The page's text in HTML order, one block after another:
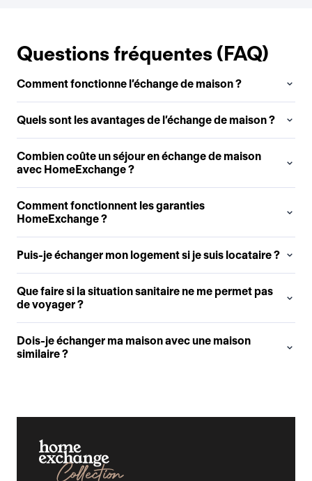
Questions fréquentes (FAQ)
Comment fonctionne l’échange de maison ?
Quels sont les avantages de l’échange de maison ?
Combien coûte un séjour en échange de maison
avec HomeExchange ?
Comment fonctionnent les garanties
HomeExchange ?
Puis-je échanger mon logement si je suis locataire ?
Que faire si la situation sanitaire ne me permet pas
de voyager ?
Dois-je échanger ma maison avec une maison
similaire ?